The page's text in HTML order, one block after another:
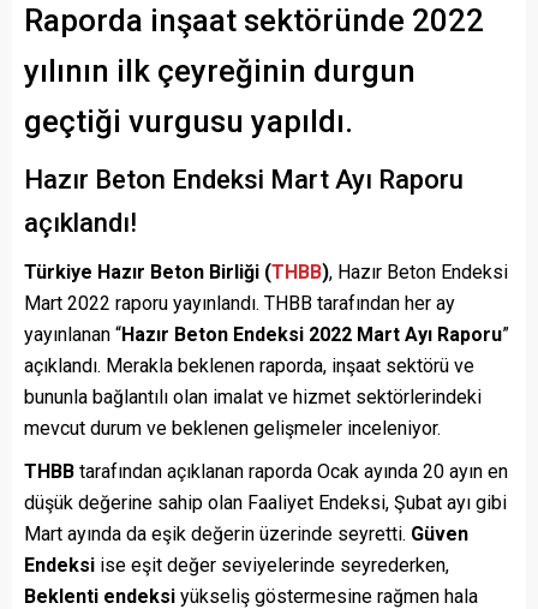
Raporda inşaat sektöründe 2022
yılının ilk çeyreğinin durgun
geçtiği vurgusu yapıldı.
Hazır Beton Endeksi Mart Ayı Raporu
açıklandı!
Türkiye Hazır Beton Birliği (THBB), Hazır Beton Endeksi
Mart 2022 raporu yayınlandı. THBB tarafından her ay
yayınlanan “Hazır Beton Endeksi 2022 Mart Ayı Raporu”
açıklandı. Merakla beklenen raporda, inşaat sektörü ve
bununla bağlantılı olan imalat ve hizmet sektörlerindeki
mevcut durum ve beklenen gelişmeler inceleniyor.
THBB tarafından açıklanan raporda Ocak ayında 20 ayın en
düşük değerine sahip olan Faaliyet Endeksi, Şubat ayı gibi
Mart ayında da eşik değerin üzerinde seyretti. Güven
Endeksi ise eşit değer seviyelerinde seyrederken,
Beklenti endeksi yükseliş göstermesine rağmen hala